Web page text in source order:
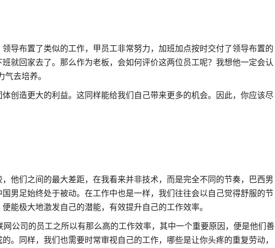
导布置了类似的工作，甲员工非常努力，加班加点按时交付了领导布置的
就回家去了。那么作为老板，会如何评价这两位员工呢？我想他一定会认
去培养。
创造更大的利益。这同样能给我们自己带来更多的机会。因此，你应该尽
他们之间的最大差距，在我看来并非技术，而是完全不同的节奏，巴西男
男足始终处于被动。在工作中也是一样，我们往往会以自己觉得舒服的节
能极大地激发自己的潜能，有效提升自己的工作效率。
公司的员工之所以有那么高的工作效率，其中一个重要原因，便是他们善
。同样，我们也需要时常审视自己的工作，哪些是让你头疼的重复劳动，